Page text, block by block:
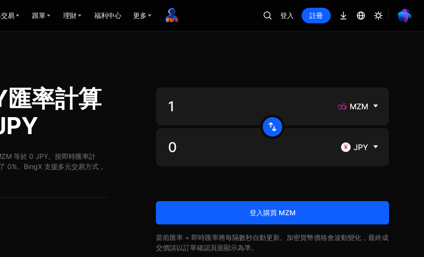
易 跟單 理財 福利中心 更多 登入 註冊
率計算
等於 0 JPY。按即時匯率計
0%。BingX 支援多元交易方式，
MZM
JPY
登入購買 MZM
當前匯率 = 即時匯率將每隔數秒自動更新。加密貨幣價格會波動變化，最終成
交價請以訂單確認頁面顯示為準。